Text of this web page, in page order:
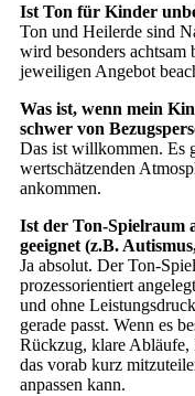
Ist Ton für Kinder
Ton und Heilerde sind
wird besonders
jeweiligen Angebot
Was ist, wenn mein
schwer von
Das ist willkommen. Es
wertschätzenden
ankommen.
Ist der Ton-Spielraum
geeignet (z.B.
Ja absolut. Der Ton-
prozessorientiert
und ohne
gerade passt. Wenn es
Rückzug, klare Abläufe,
das vorab kurz
anpassen kann.